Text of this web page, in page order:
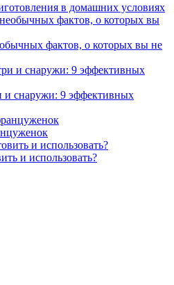
в домашних условиях
фактов, о которых вы не
и снаружи: 9 эффективных
и использовать?